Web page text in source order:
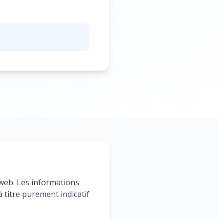
Les informations
titre purement indicatif